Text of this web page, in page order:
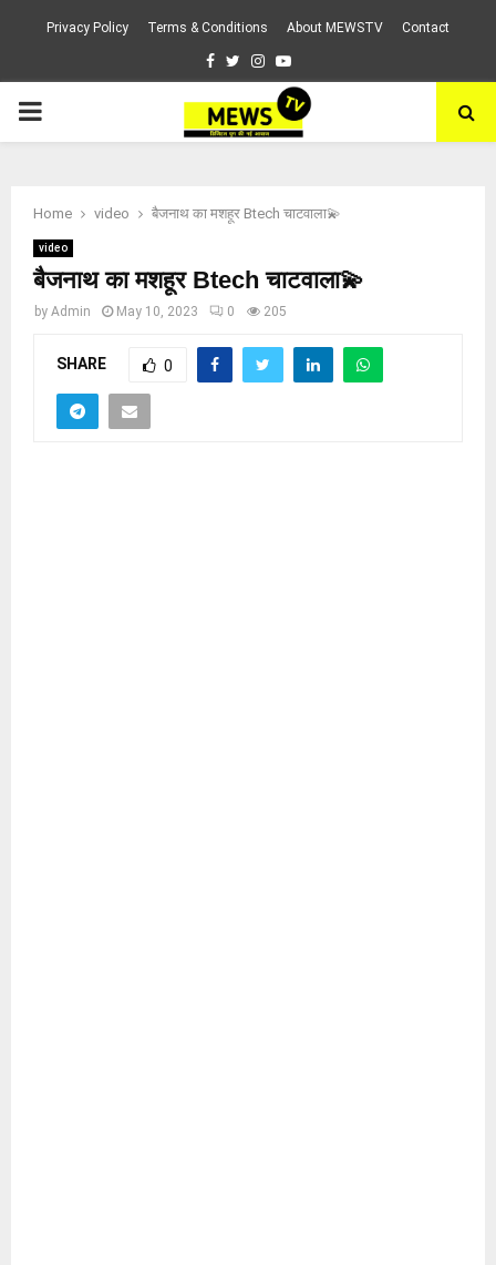
Privacy Policy Terms & Conditions About MEWSTV Contact
Facebook
TwitterInstagram
Youtube
PRIMARY
Home video बैजनाथ का मशहूर Btech चाटवाला💫
video
बैजनाथ का मशहूर Btech चाटवाला💫
by Admin May 10, 2023 0 205
SHARE 0